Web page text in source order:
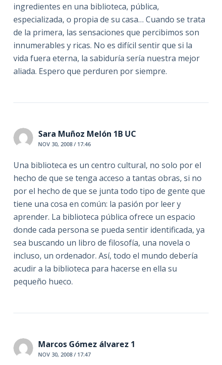
ingredientes en una biblioteca, pública,
especializada, o propia de su casa… Cuando se trata
de la primera, las sensaciones que percibimos son
innumerables y ricas. No es difícil sentir que si la
vida fuera eterna, la sabiduría sería nuestra mejor
aliada. Espero que perduren por siempre.
Sara Muñoz Melón 1B UC
NOV 30, 2008 / 17:46
Una biblioteca es un centro cultural, no solo por el
hecho de que se tenga acceso a tantas obras, si no
por el hecho de que se junta todo tipo de gente que
tiene una cosa en común: la pasión por leer y
aprender. La biblioteca pública ofrece un espacio
donde cada persona se pueda sentir identificada, ya
sea buscando un libro de filosofía, una novela o
incluso, un ordenador. Así, todo el mundo debería
acudir a la biblioteca para hacerse en ella su
pequeño hueco.
Marcos Gómez álvarez 1
NOV 30, 2008 / 17:47